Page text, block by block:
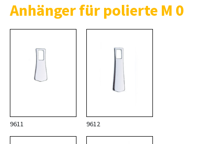
Anhänger für polierte M 0
9611 9612